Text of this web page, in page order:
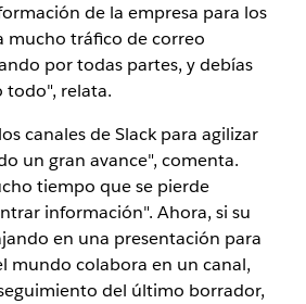
de la empresa para los
mucho tráfico de correo
por todas partes, y debías
relata.
canales de Slack para agilizar
un gran avance", comenta.
tiempo que se pierde
información". Ahora, si su
en una presentación para
mundo colabora en un canal,
del último borrador,